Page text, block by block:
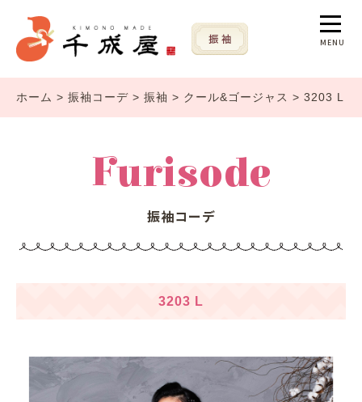
MENU
ホーム > 振袖コーデ > 振袖 > クール&ゴージャス > 3203 L
Furisode
振袖コーデ
3203 L